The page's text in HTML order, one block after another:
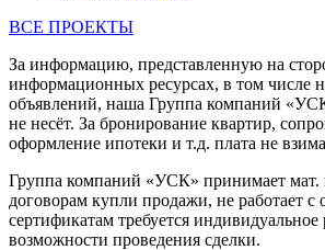
ВСЕ ПРОЕКТЫ
За информацию, представленную на
информационных ресурсах, в том числе
объявлений, наша Группа компаний
не несёт. За бронирование квартир,
оформление ипотеки и т.д. плата не
Группа компаний «УСК» принимает мат.
договорам купли продажи, не работает с
сертификатам требуется индивидуальное
возможности проведения сделки.